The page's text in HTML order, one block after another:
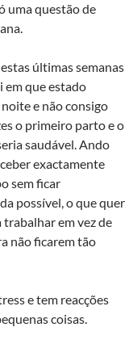
uma questão de
últimas semanas
em que estado
e não consigo
o primeiro parto e o
saudável. Ando
exactamente
sem ficar
possível, o que quer
trabalhar em vez de
não ficarem tão
e tem reacções
coisas.